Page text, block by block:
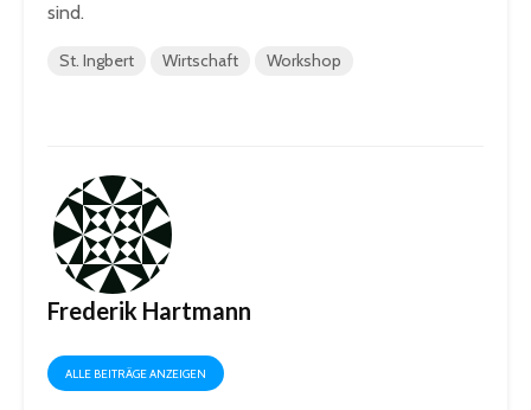
sind.
St. Ingbert Wirtschaft Workshop
Frederik Hartmann
ALLE BEITRÄGE ANZEIGEN